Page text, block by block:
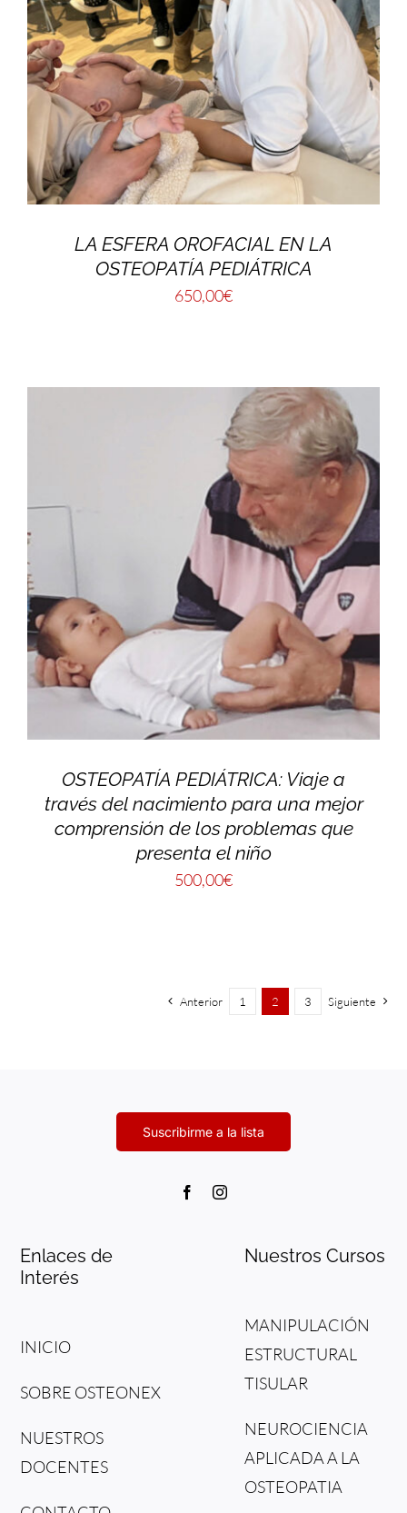
LA ESFERA OROFACIAL EN LA
OSTEOPATÍA PEDIÁTRICA
650,00€
OSTEOPATÍA PEDIÁTRICA: Viaje a
través del nacimiento para una mejor
comprensión de los problemas que
presenta el niño
500,00€
Anterior 1 2 3 Siguiente
Enlaces de
Interés
INICIO
SOBRE OSTEONEX
NUESTROS
DOCENTES
Nuestros Cursos
MANIPULACIÓN
ESTRUCTURAL
TISULAR
NEUROCIENCIA
APLICADA A LA
OSTEOPATIA